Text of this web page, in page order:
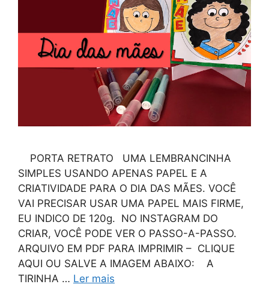
PORTA RETRATO UMA LEMBRANCINHA
SIMPLES USANDO APENAS PAPEL E A
CRIATIVIDADE PARA O DIA DAS MÃES. VOCÊ
VAI PRECISAR USAR UMA PAPEL MAIS FIRME,
EU INDICO DE 120g. NO INSTAGRAM DO
CRIAR, VOCÊ PODE VER O PASSO-A-PASSO.
ARQUIVO EM PDF PARA IMPRIMIR – CLIQUE
AQUI OU SALVE A IMAGEM ABAIXO: A
TIRINHA … Ler mais